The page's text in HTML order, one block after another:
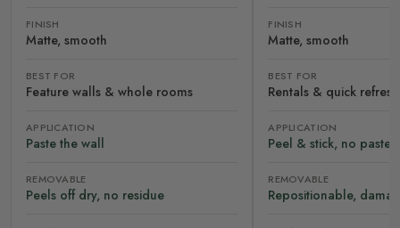
FINISH
Matte, smooth
BEST FOR
Feature walls & whole rooms
APPLICATION
Paste the wall
REMOVABLE
Peels off dry, no residue
FINISH
Matte, smooth
BEST FOR
Rentals & quick
APPLICATION
Peel & stick, no paste
REMOVABLE
Repositionable,